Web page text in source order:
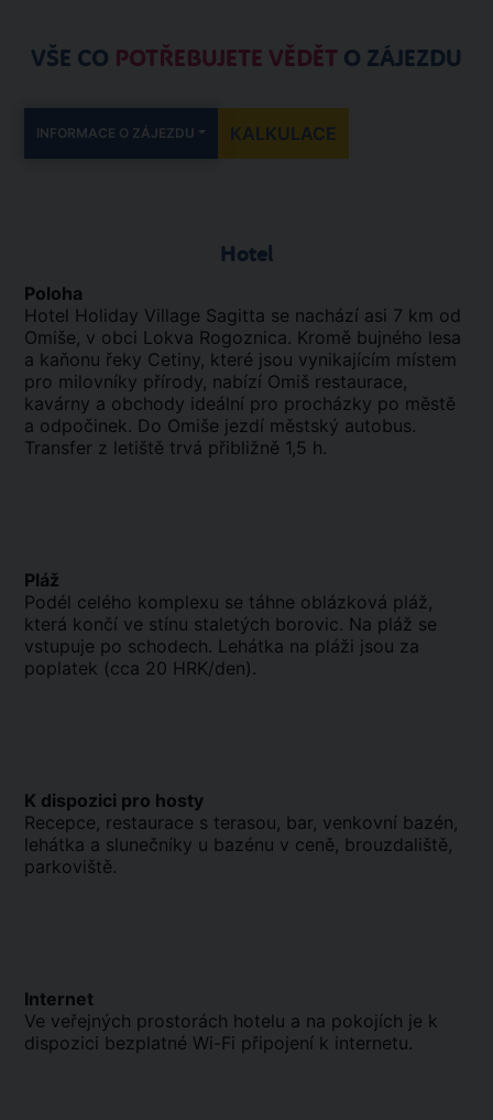
VŠE CO POTŘEBUJETE VĚDĚT O ZÁJEZDU
INFORMACE O ZÁJEZDU KALKULACE
Hotel
Poloha
Hotel Holiday Village Sagitta se nachází asi 7 km od
Omiše, v obci Lokva Rogoznica. Kromě bujného lesa
a kaňonu řeky Cetiny, které jsou vynikajícím místem
pro milovníky přírody, nabízí Omiš restaurace,
kavárny a obchody ideální pro procházky po městě
a odpočinek. Do Omiše jezdí městský autobus.
Transfer z letiště trvá přibližně 1,5 h.
Pláž
Podél celého komplexu se táhne oblázková pláž,
která končí ve stínu staletých borovic. Na pláž se
vstupuje po schodech. Lehátka na pláži jsou za
poplatek (cca 20 HRK/den).
K dispozici pro hosty
Recepce, restaurace s terasou, bar, venkovní bazén,
lehátka a slunečníky u bazénu v ceně, brouzdaliště,
parkoviště.
Internet
Ve veřejných prostorách hotelu a na pokojích je k
dispozici bezplatné Wi-Fi připojení k internetu.